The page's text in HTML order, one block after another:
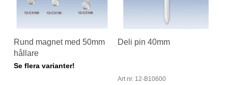
Rund magnet med 50mm
hållare
Se flera varianter!
Deli pin 40mm
Art nr. 12-B10600